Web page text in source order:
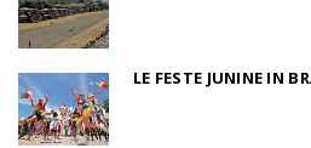
LE FESTE JUNINE IN